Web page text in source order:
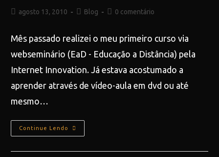
agosto 13, 2010 Blog 0 comentário
Mês passado realizei o meu primeiro curso via
webseminário (EaD - Educação a Distância) pela
Internet Innovation. Já estava acostumado a
aprender através de vídeo-aula em dvd ou até
mesmo…
Continue Lendo